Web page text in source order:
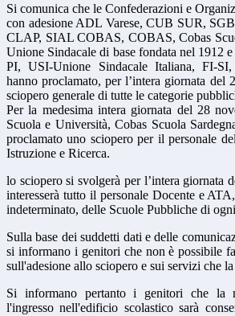
Si comunica che le Confederazioni e
con adesione ADL Varese, CUB SUR,
CLAP, SIAL COBAS, COBAS, Cobas
Unione Sindacale di base fondata nel 1912
PI, USI-Unione Sindacale Italiana, FI-
hanno proclamato, per l’intera giornata del
sciopero generale di tutte le categorie
Per la medesima intera giornata del 28
Scuola e Università, Cobas Scuola
proclamato uno sciopero per il personale
Istruzione e Ricerca.
lo sciopero si svolgerà per l’intera giornata
interesserà tutto il personale Docente e
indeterminato, delle Scuole Pubbliche di
Sulla base dei suddetti dati e delle
si informano i genitori che non è possibile
sull'adesione allo sciopero e sui servizi che
Si informano pertanto i genitori che la
l'ingresso nell'edificio scolastico sarà